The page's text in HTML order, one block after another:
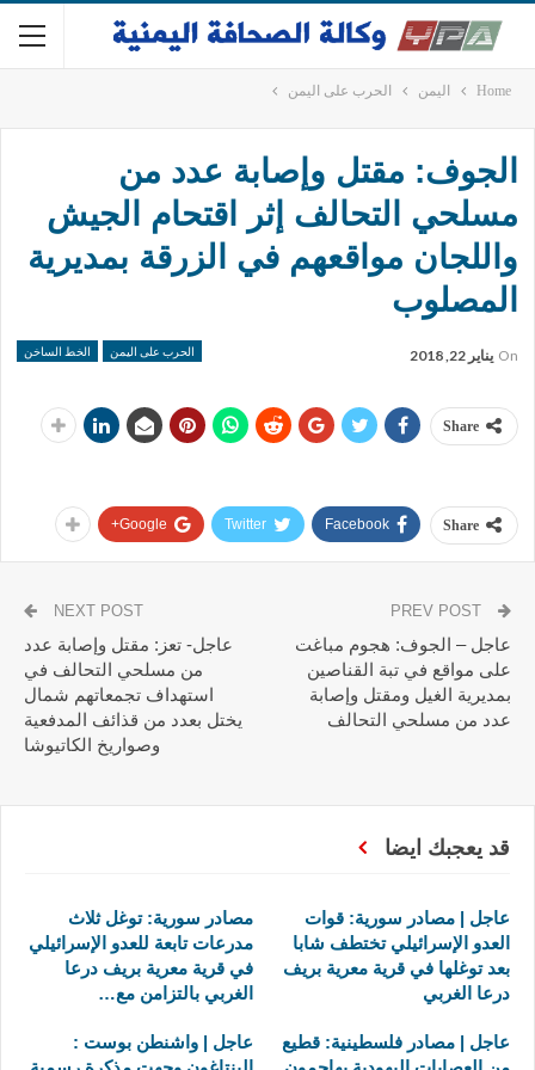
Home اليمن الحرب على اليمن
الجوف: مقتل وإصابة عدد من
مسلحي التحالف إثر اقتحام الجيش
واللجان مواقعهم في الزرقة بمديرية
المصلوب
الحرب على اليمن الخط الساخن On يناير 22, 2018
Share
Share
Facebook
Twitter
Google+
عاجل – الجوف: هجوم مباغت
على مواقع في تبة القناصين
بمديرية الغيل ومقتل وإصابة
عدد من مسلحي التحالف
NEXT POST
عاجل- تعز: مقتل وإصابة عدد
من مسلحي التحالف في
استهداف تجمعاتهم شمال
يختل بعدد من قذائف المدفعية
وصواريخ الكاتيوشا
قد يعجبك ايضا
عاجل | مصادر سورية: قوات
العدو الإسرائيلي تختطف شابا
بعد توغلها في قرية معرية بريف
درعا الغربي
مصادر سورية: توغل ثلاث
مدرعات تابعة للعدو الإسرائيلي
في قرية معرية بريف درعا
الغربي بالتزامن مع…
عاجل | مصادر فلسطينية: قطيع
عاجل | واشنطن بوست :